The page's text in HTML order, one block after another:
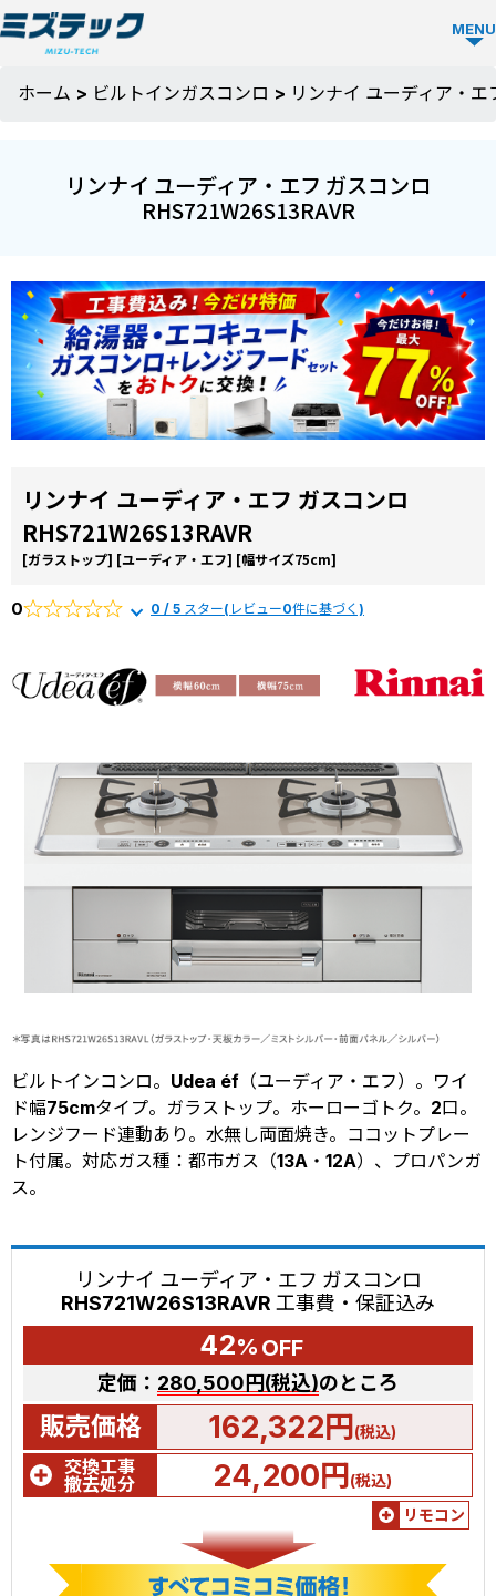
MENU
ガス
TOP
テッ
クの
強み
選ば
理由
施工
お役
コラ
ム
よく
質問
ホーム > ビルトインガスコンロ > リンナイ ユーディア・
リンナイ ユーディア・エフ ガスコンロ
RHS721W26S13RAVR
リンナイ ユーディア・エフ ガスコンロ
RHS721W26S13RAVR
[ガラストップ] [ユーディア・エフ] [幅サイズ75cm]
0 0 / 5 スター(レビュー0件に基づく)
ビルトインコンロ。Udea éf（ユーディア・エフ）。ワイ
ド幅75cmタイプ。ガラストップ。ホーローゴトク。2口。
レンジフード連動あり。水無し両面焼き。ココットプレー
ト付属。対応ガス種：都市ガス（13A・12A）、プロパンガ
ス。
リンナイ ユーディア・エフ ガスコンロ
RHS721W26S13RAVR 工事費・保証込み
42% OFF
定価： 280,500円(税込)のところ
販売価格 162,322円(税込)
交換工事
撤去処分
24,200円(税込)
リモコン